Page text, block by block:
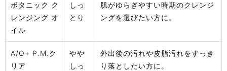
ボタニック ク
レンジング オ
イル
しっ
とり
肌がゆらぎやすい時期のクレンジ
ングを選びたい方に。
A/O+ P.M.ク
リア
やや
しっ
外出後の汚れや皮脂汚れをすっき
り落としたい方に。